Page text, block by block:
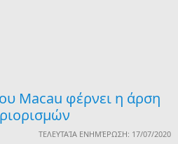
Macau φέρνει η άρση
ΤΕΛΕΥΤΑΊΑ ΕΝΗΜΈΡΩΣΗ: 17/07/2020